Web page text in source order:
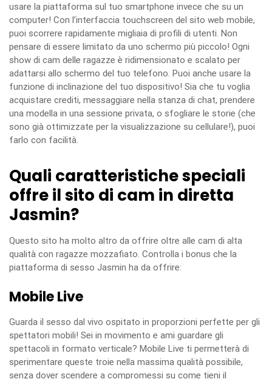
usare la piattaforma sul tuo smartphone invece che su un
computer! Con l’interfaccia touchscreen del sito web mobile,
puoi scorrere rapidamente migliaia di profili di utenti. Non
pensare di essere limitato da uno schermo più piccolo! Ogni
show di cam delle ragazze è ridimensionato e scalato per
adattarsi allo schermo del tuo telefono. Puoi anche usare la
funzione di inclinazione del tuo dispositivo! Sia che tu voglia
acquistare crediti, messaggiare nella stanza di chat, prendere
una modella in una sessione privata, o sfogliare le storie (che
sono già ottimizzate per la visualizzazione su cellulare!), puoi
farlo con facilità.
Quali caratteristiche speciali
offre il sito di cam in diretta
Jasmin?
Questo sito ha molto altro da offrire oltre alle cam di alta
qualità con ragazze mozzafiato. Controlla i bonus che la
piattaforma di sesso Jasmin ha da offrire:
Mobile Live
Guarda il sesso dal vivo ospitato in proporzioni perfette per gli
spettatori mobili! Sei in movimento e ami guardare gli
spettacoli in formato verticale? Mobile Live ti permetterà di
sperimentare queste troie nella massima qualità possibile,
senza dover scendere a compromessi su come tieni il